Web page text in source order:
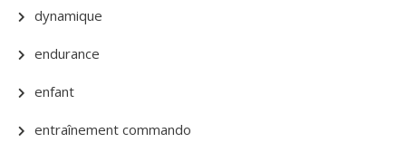
dynamique
endurance
enfant
entraînement commando